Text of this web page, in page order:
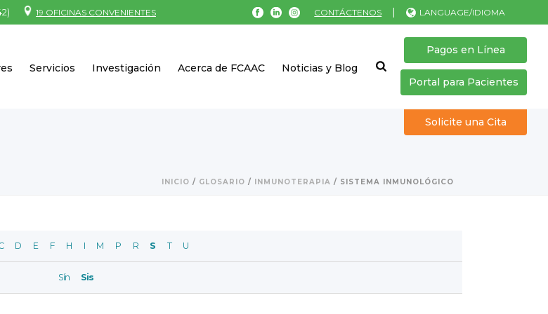
LANGUAGE/IDIOMA
CONTÁCTENOS |
19 OFICINAS CONVENIENTES
Portal para Pacientes
Pagos en Línea
Solicite una Cita
Servicios Investigación Acerca de FCAAC Noticias y Blog
INICIO / GLOSARIO / INMUNOTERAPIA / SISTEMA INMUNOLÓGICO
D E F H I M P R S T U
Sín Sis